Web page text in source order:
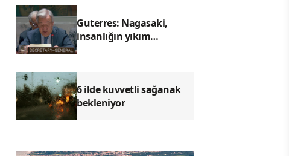
Guterres: Nagasaki,
insanlığın yıkım
6 ilde kuvvetli sağanak
bekleniyor